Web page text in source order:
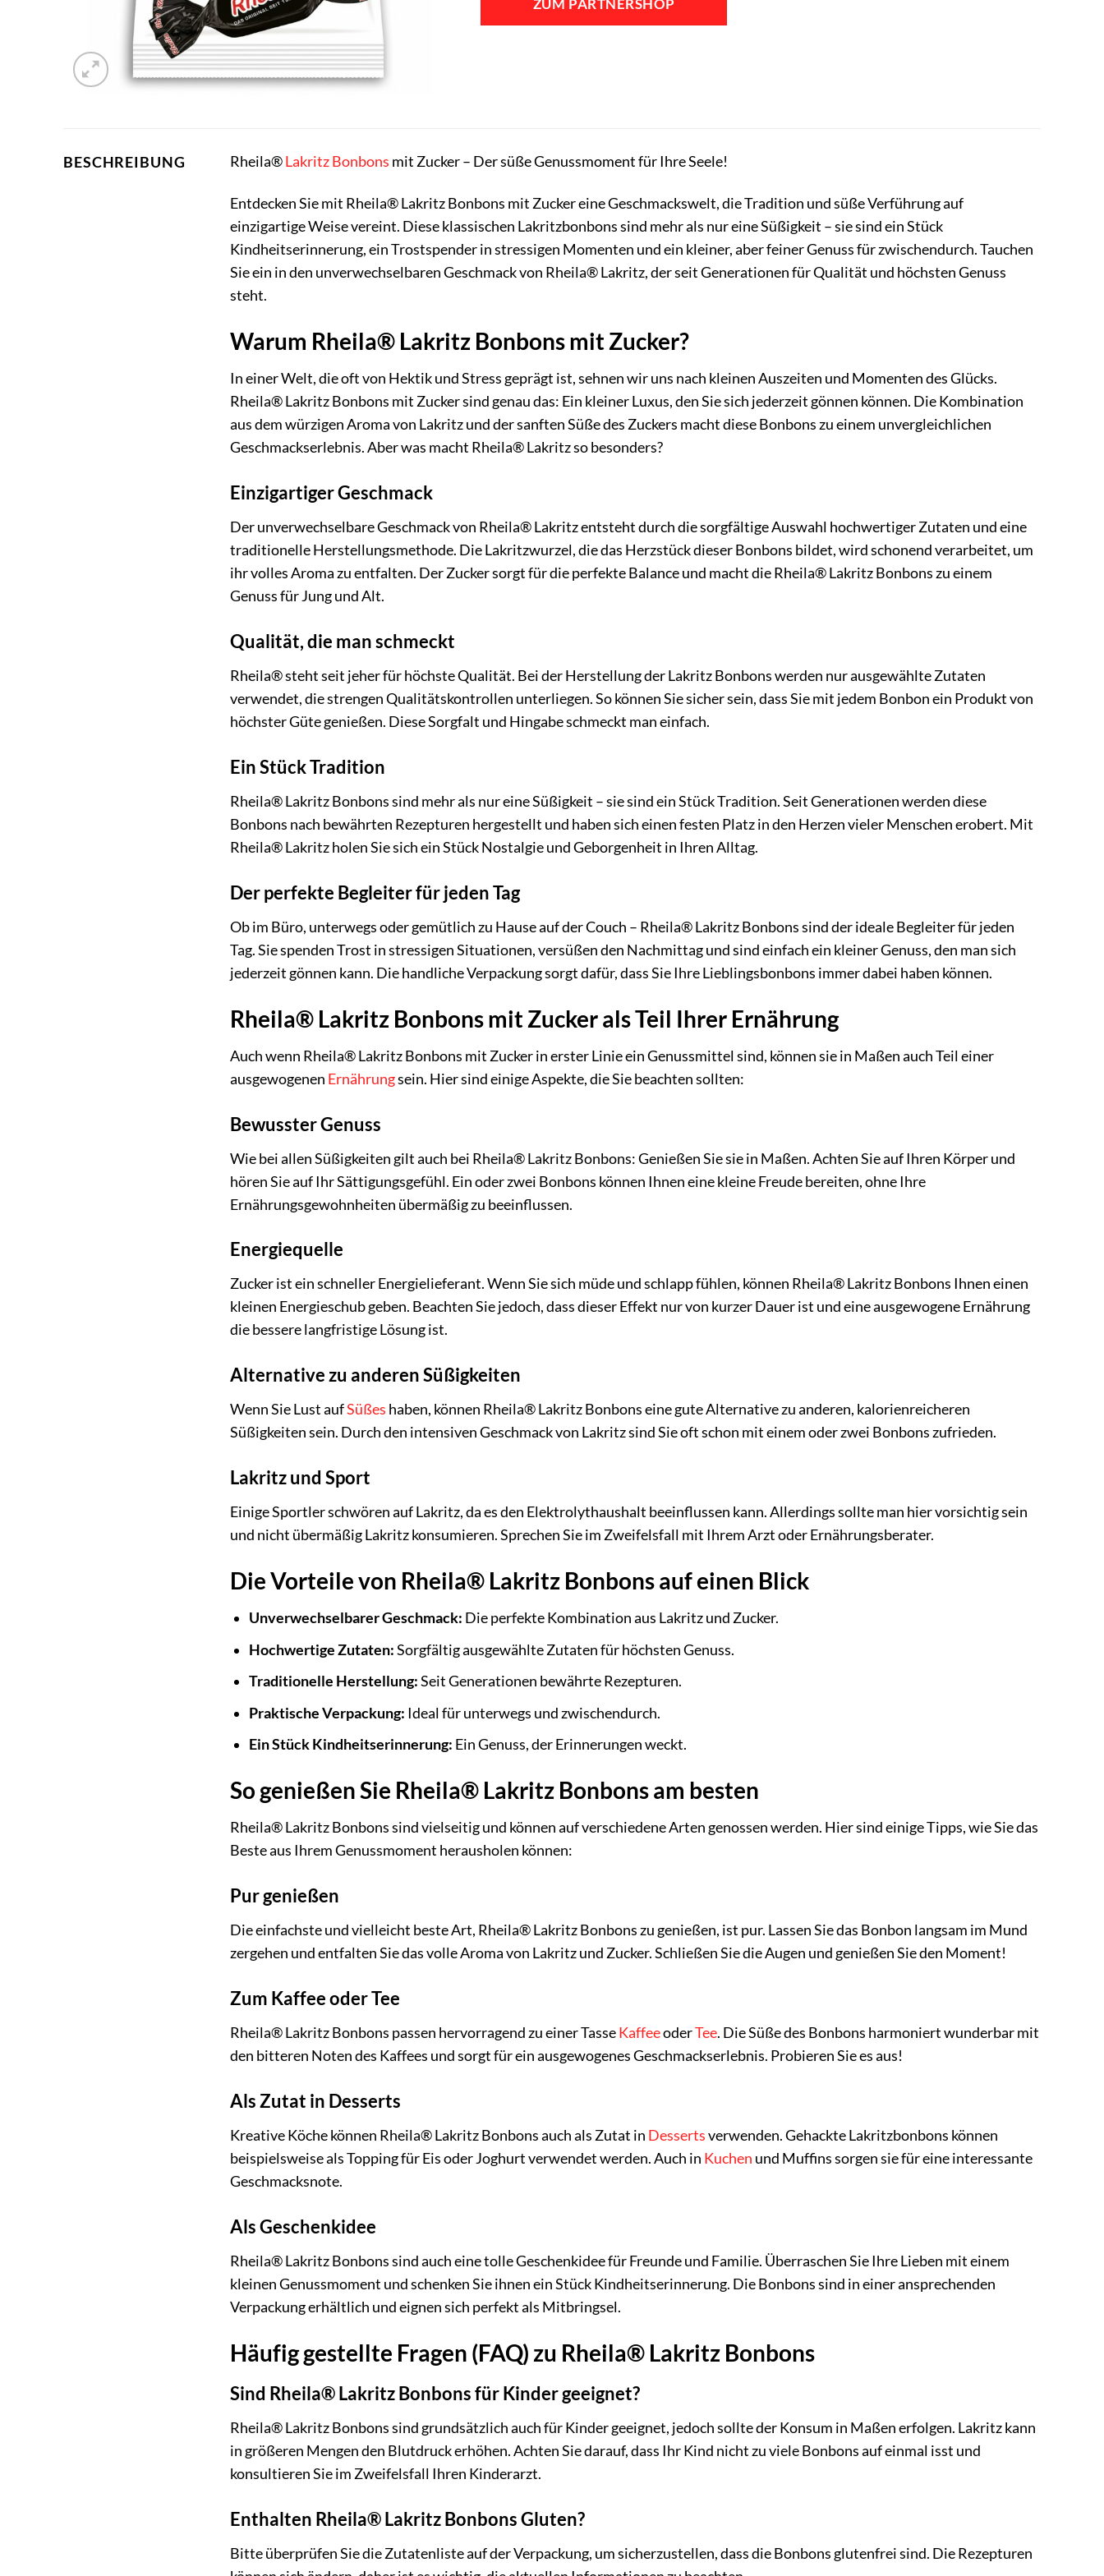
ZUM PARTNERSHOP
BESCHREIBUNG Rheila®LakritzBonbons mit Zucker – Der süße Genussmoment für Ihre Seele!
Entdecken Sie mit Rheila® Lakritz Bonbons mit Zucker eine Geschmackswelt, die Tradition und süße Verführung auf
einzigartige Weise vereint. Diese klassischen Lakritzbonbons sind mehr als nur eine Süßigkeit – sie sind ein Stück
Kindheitserinnerung, ein Trostspender in stressigen Momenten und ein kleiner, aber feiner Genuss für zwischendurch. Tauchen
Sie ein in den unverwechselbaren Geschmack von Rheila® Lakritz, der seit Generationen für Qualität und höchsten Genuss
steht.
Warum Rheila® Lakritz Bonbons mit Zucker?
In einer Welt, die oft von Hektik und Stress geprägt ist, sehnen wir uns nach kleinen Auszeiten und Momenten des Glücks.
Rheila® Lakritz Bonbons mit Zucker sind genau das: Ein kleiner Luxus, den Sie sich jederzeit gönnen können. Die Kombination
aus dem würzigen Aroma von Lakritz und der sanften Süße des Zuckers macht diese Bonbons zu einem unvergleichlichen
Geschmackserlebnis. Aber was macht Rheila® Lakritz so besonders?
Einzigartiger Geschmack
Der unverwechselbare Geschmack von Rheila® Lakritz entsteht durch die sorgfältige Auswahl hochwertiger Zutaten und eine
traditionelle Herstellungsmethode. Die Lakritzwurzel, die das Herzstück dieser Bonbons bildet, wird schonend verarbeitet, um
ihr volles Aroma zu entfalten. Der Zucker sorgt für die perfekte Balance und macht die Rheila® Lakritz Bonbons zu einem
Genuss für Jung und Alt.
Qualität, die man schmeckt
Rheila® steht seit jeher für höchste Qualität. Bei der Herstellung der Lakritz Bonbons werden nur ausgewählte Zutaten
verwendet, die strengen Qualitätskontrollen unterliegen. So können Sie sicher sein, dass Sie mit jedem Bonbon ein Produkt von
höchster Güte genießen. Diese Sorgfalt und Hingabe schmeckt man einfach.
Ein Stück Tradition
Rheila® Lakritz Bonbons sind mehr als nur eine Süßigkeit – sie sind ein Stück Tradition. Seit Generationen werden diese
Bonbons nach bewährten Rezepturen hergestellt und haben sich einen festen Platz in den Herzen vieler Menschen erobert. Mit
Rheila® Lakritz holen Sie sich ein Stück Nostalgie und Geborgenheit in Ihren Alltag.
Der perfekte Begleiter für jeden Tag
Ob im Büro, unterwegs oder gemütlich zu Hause auf der Couch – Rheila® Lakritz Bonbons sind der ideale Begleiter für jeden
Tag. Sie spenden Trost in stressigen Situationen, versüßen den Nachmittag und sind einfach ein kleiner Genuss, den man sich
jederzeit gönnen kann. Die handliche Verpackung sorgt dafür, dass Sie Ihre Lieblingsbonbons immer dabei haben können.
Rheila® Lakritz Bonbons mit Zucker als Teil Ihrer Ernährung
Auch wenn Rheila® Lakritz Bonbons mit Zucker in erster Linie ein Genussmittel sind, können sie in Maßen auch Teil einer
ausgewogenen Ernährungsein. Hier sind einige Aspekte, die Sie beachten sollten:
Bewusster Genuss
Wie bei allen Süßigkeiten gilt auch bei Rheila® Lakritz Bonbons: Genießen Sie sie in Maßen. Achten Sie auf Ihren Körper und
hören Sie auf Ihr Sättigungsgefühl. Ein oder zwei Bonbons können Ihnen eine kleine Freude bereiten, ohne Ihre
Ernährungsgewohnheiten übermäßig zu beeinflussen.
Energiequelle
Zucker ist ein schneller Energielieferant. Wenn Sie sich müde und schlapp fühlen, können Rheila® Lakritz Bonbons Ihnen einen
kleinen Energieschub geben. Beachten Sie jedoch, dass dieser Effekt nur von kurzer Dauer ist und eine ausgewogene Ernährung
die bessere langfristige Lösung ist.
Alternative zu anderen Süßigkeiten
Wenn Sie Lust aufSüßes haben, können Rheila® Lakritz Bonbons eine gute Alternative zu anderen, kalorienreicheren
Süßigkeiten sein. Durch den intensiven Geschmack von Lakritz sind Sie oft schon mit einem oder zwei Bonbons zufrieden.
Lakritz und Sport
Einige Sportler schwören auf Lakritz, da es den Elektrolythaushalt beeinflussen kann. Allerdings sollte man hier vorsichtig sein
und nicht übermäßig Lakritz konsumieren. Sprechen Sie im Zweifelsfall mit Ihrem Arzt oder Ernährungsberater.
Die Vorteile von Rheila® Lakritz Bonbons auf einen Blick
Unverwechselbarer Geschmack: Die perfekte Kombination aus Lakritz und Zucker.
Hochwertige Zutaten:Sorgfältig ausgewählte Zutaten für höchsten Genuss.
Traditionelle Herstellung:Seit Generationen bewährte Rezepturen.
Praktische Verpackung: Ideal für unterwegs und zwischendurch.
Ein Stück Kindheitserinnerung: Ein Genuss, der Erinnerungen weckt.
So genießen Sie Rheila® Lakritz Bonbons am besten
Rheila® Lakritz Bonbons sind vielseitig und können auf verschiedene Arten genossen werden. Hier sind einige Tipps, wie Sie das
Beste aus Ihrem Genussmoment herausholen können:
Pur genießen
Die einfachste und vielleicht beste Art, Rheila® Lakritz Bonbons zu genießen, ist pur. Lassen Sie das Bonbon langsam im Mund
zergehen und entfalten Sie das volle Aroma von Lakritz und Zucker. Schließen Sie die Augen und genießen Sie den Moment!
Zum Kaffee oder Tee
Rheila® Lakritz Bonbons passen hervorragend zu einer TasseKaffeeoderTee. Die Süße des Bonbons harmoniert wunderbar mit
den bitteren Noten des Kaffees und sorgt für ein ausgewogenes Geschmackserlebnis. Probieren Sie es aus!
Als Zutat in Desserts
Kreative Köche können Rheila® Lakritz Bonbons auch als Zutat in Dessertsverwenden. Gehackte Lakritzbonbons können
beispielsweise als Topping für Eis oder Joghurt verwendet werden. Auch in Kuchen und Muffins sorgen sie für eine interessante
Geschmacksnote.
Als Geschenkidee
Rheila® Lakritz Bonbons sind auch eine tolle Geschenkidee für Freunde und Familie. Überraschen Sie Ihre Lieben mit einem
kleinen Genussmoment und schenken Sie ihnen ein Stück Kindheitserinnerung. Die Bonbons sind in einer ansprechenden
Verpackung erhältlich und eignen sich perfekt als Mitbringsel.
Häufig gestellte Fragen (FAQ) zu Rheila® Lakritz Bonbons
Sind Rheila® Lakritz Bonbons für Kinder geeignet?
Rheila® Lakritz Bonbons sind grundsätzlich auch für Kinder geeignet, jedoch sollte der Konsum in Maßen erfolgen. Lakritz kann
in größeren Mengen den Blutdruck erhöhen. Achten Sie darauf, dass Ihr Kind nicht zu viele Bonbons auf einmal isst und
konsultieren Sie im Zweifelsfall Ihren Kinderarzt.
Enthalten Rheila® Lakritz Bonbons Gluten?
Bitte überprüfen Sie die Zutatenliste auf der Verpackung, um sicherzustellen, dass die Bonbons glutenfrei sind. Die Rezepturen